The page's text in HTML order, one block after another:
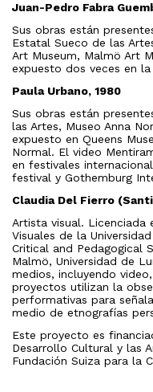
Juan-Pedro Fabra
Sus obras están
Estatal Sueco de las
Art Museum, Malmö Art
expuesto dos veces en la
Paula Urbano, 1980
Sus obras están
las Artes, Museo Anna
expuesto en Queens
Normal. El video
en festivales
festival y Gothemburg
Claudia Del Fierro
Artista visual. Licenciada
Visuales de la
Critical and Pedagogical
Malmö, Universidad de
medios, incluyendo
proyectos utilizan la
performativas para
medio de etnografías
Este proyecto es
Desarrollo Cultural y las
Fundación Suiza para la